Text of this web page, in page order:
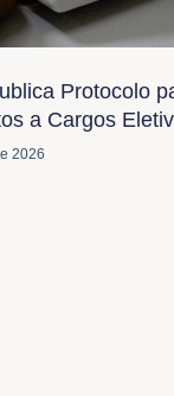
Protocolo
a Cargos
2026